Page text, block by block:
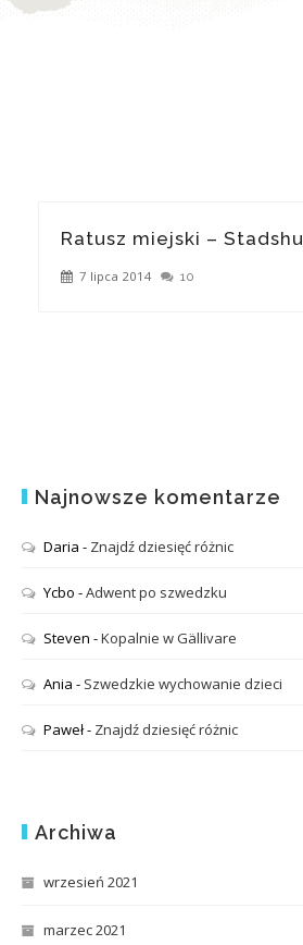
Ratusz miejski –
7 lipca 2014 10
Najnowsze komentarze
Daria - Znajdź dziesięć różnic
Ycbo -Adwent po szwedzku
Steven -Kopalnie w Gällivare
Ania - Szwedzkie wychowanie dzieci
Paweł- Znajdź dziesięć różnic
Archiwa
wrzesień 2021
marzec 2021